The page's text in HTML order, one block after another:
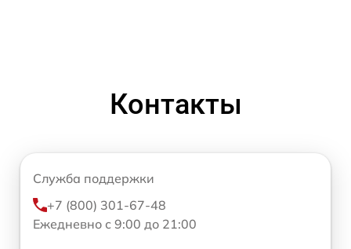
Контакты
Служба поддержки
+7 (800) 301-67-48
Ежедневно с 9:00 до 21:00